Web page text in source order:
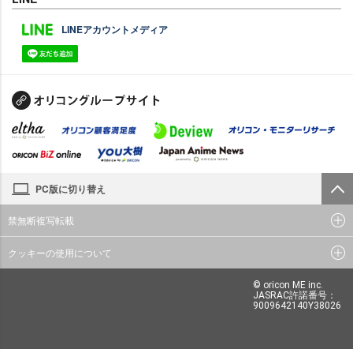
LINEアカウントメディア
PC版に切り替え
禁無断複写転載
クッキーの使用について
© oricon ME inc.
JASRAC許諾番号：
9009642140Y38026